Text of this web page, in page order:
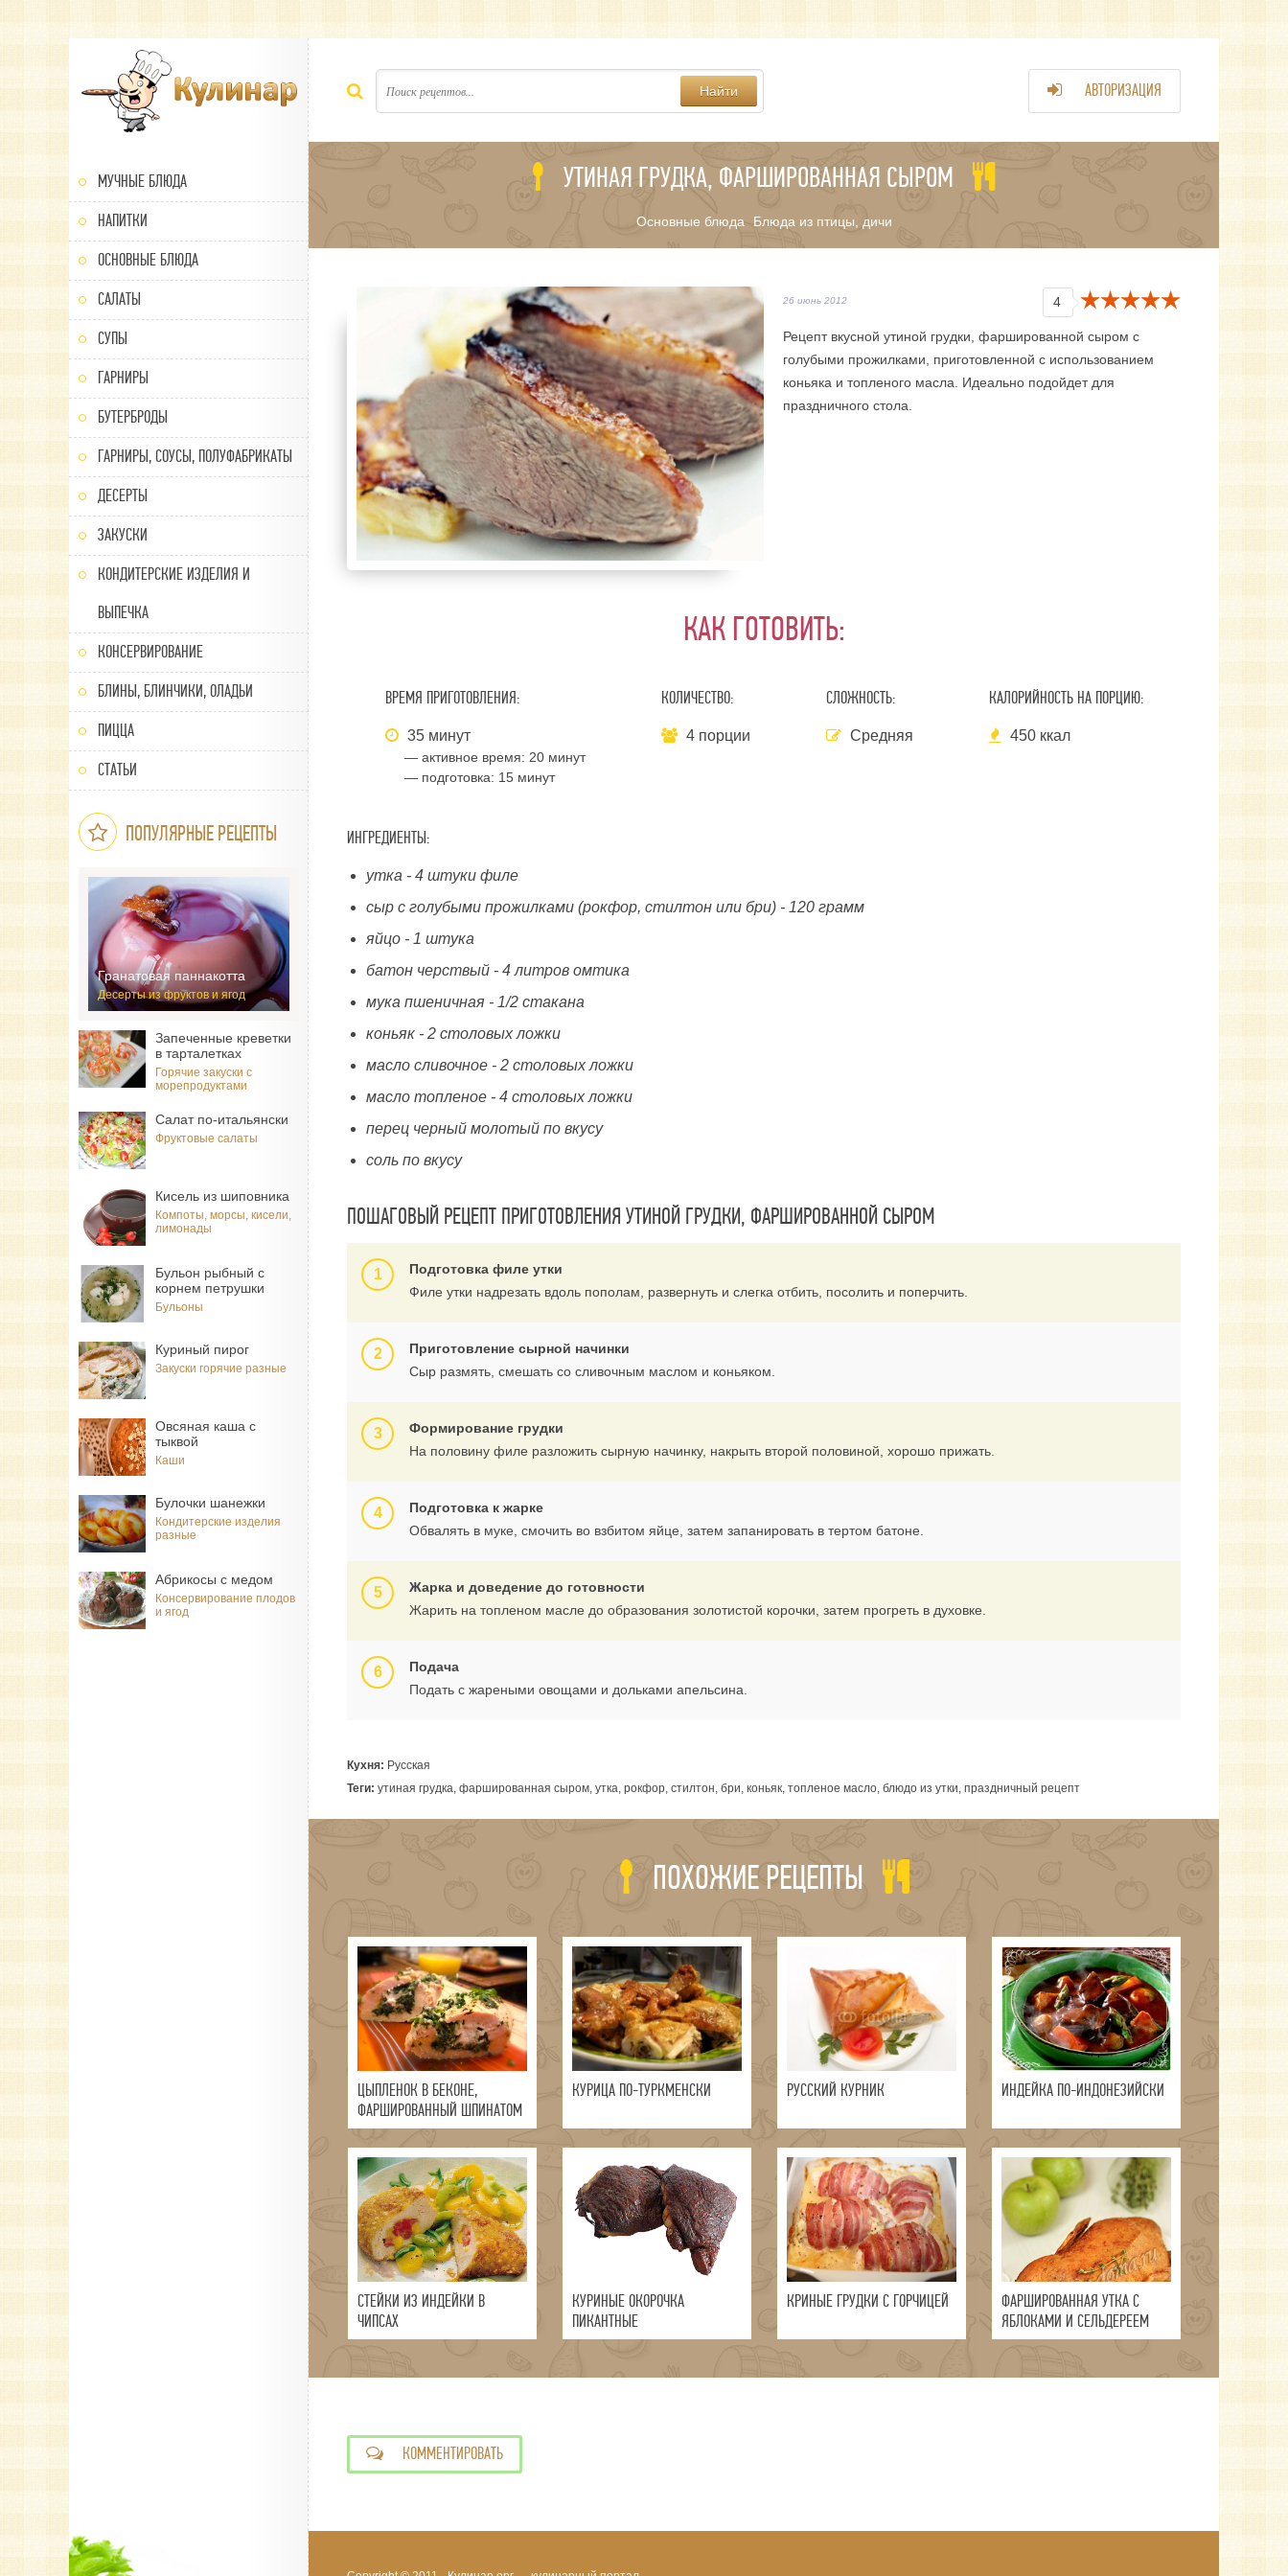
МУЧНЫЕ БЛЮДА
НАПИТКИ
ОСНОВНЫЕ БЛЮДА
САЛАТЫ
СУПЫ
ГАРНИРЫ
БУТЕРБРОДЫ
ГАРНИРЫ, СОУСЫ, ПОЛУФАБРИКАТЫ
ДЕСЕРТЫ
ЗАКУСКИ
КОНДИТЕРСКИЕ ИЗДЕЛИЯ И
ВЫПЕЧКА
КОНСЕРВИРОВАНИЕ
БЛИНЫ, БЛИНЧИКИ, ОЛАДЬИ
ПИЦЦА
СТАТЬИ
ПОПУЛЯРНЫЕ РЕЦЕПТЫ
Гранатовая паннакотта
Десерты из фруктов и ягод
Запеченные креветки
в тарталетках
Горячие закуски с
морепродуктами
Салат по-итальянски
Фруктовые салаты
Кисель из шиповника
Компоты, морсы, кисели,
лимонады
Бульон рыбный с
корнем петрушки
Бульоны
Куриный пирог
Закуски горячие разные
Овсяная каша с
тыквой
Каши
Булочки шанежки
Кондитерские изделия
разные
Абрикосы с медом
Консервирование плодов
и ягод
Найти АВТОРИЗАЦИЯ
УТИНАЯ ГРУДКА, ФАРШИРОВАННАЯ СЫРОМ
Основные блюда/ Блюда из птицы, дичи
26 июнь 2012 4
Рецепт вкусной утиной грудки, фаршированной сыром с
голубыми прожилками, приготовленной с использованием
коньяка и топленого масла. Идеально подойдет для
праздничного стола.
КАК ГОТОВИТЬ:
ВРЕМЯ ПРИГОТОВЛЕНИЯ:
35 минут
— активное время: 20 минут
— подготовка: 15 минут
КОЛИЧЕСТВО:
4 порции
СЛОЖНОСТЬ:
Средняя
КАЛОРИЙНОСТЬ НА ПОРЦИЮ:
450 ккал
ИНГРЕДИЕНТЫ:
утка - 4 штуки филе
сыр с голубыми прожилками (рокфор, стилтон или бри) - 120 грамм
яйцо - 1 штука
батон черствый - 4 литров омтика
мука пшеничная - 1/2 стакана
коньяк - 2 столовых ложки
масло сливочное - 2 столовых ложки
масло топленое - 4 столовых ложки
перец черный молотый по вкусу
соль по вкусу
ПОШАГОВЫЙ РЕЦЕПТ ПРИГОТОВЛЕНИЯ УТИНОЙ ГРУДКИ, ФАРШИРОВАННОЙ СЫРОМ
Подготовка филе утки
Филе утки надрезать вдоль пополам, развернуть и слегка отбить, посолить и поперчить.
Приготовление сырной начинки
Сыр размять, смешать со сливочным маслом и коньяком.
Формирование грудки
На половину филе разложить сырную начинку, накрыть второй половиной, хорошо прижать.
Подготовка к жарке
Обвалять в муке, смочить во взбитом яйце, затем запанировать в тертом батоне.
Жарка и доведение до готовности
Жарить на топленом масле до образования золотистой корочки, затем прогреть в духовке.
Подача
Подать с жареными овощами и дольками апельсина.
Кухня: Русская
Теги: утиная грудка, фаршированная сыром, утка, рокфор, стилтон, бри, коньяк, топленое масло, блюдо из утки, праздничный рецепт
ПОХОЖИЕ РЕЦЕПТЫ
ЦЫПЛЕНОК В БЕКОНЕ,
ФАРШИРОВАННЫЙ ШПИНАТОМ
И СЫРОМ
КУРИЦА ПО-ТУРКМЕНСКИ РУССКИЙ КУРНИК ИНДЕЙКА ПО-ИНДОНЕЗИЙСКИ
СТЕЙКИ ИЗ ИНДЕЙКИ В
ЧИПСАХ
КУРИНЫЕ ОКОРОЧКА
ПИКАНТНЫЕ
КРИНЫЕ ГРУДКИ С ГОРЧИЦЕЙ
ФАРШИРОВАННАЯ УТКА С
ЯБЛОКАМИ И СЕЛЬДЕРЕЕМ
КОММЕНТИРОВАТЬ